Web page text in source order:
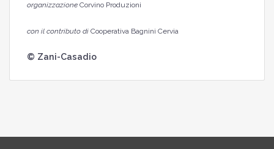
organizzazioneCorvino Produzioni
con il contributo di Cooperativa Bagnini Cervia
© Zani-Casadio